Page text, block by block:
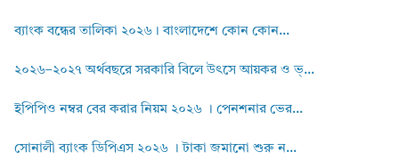
ব্যাংক বন্ধের তালিকা ২০২৬। বাংলাদেশে কোন কোন...
২০২৬–২০২৭ অর্থবছরে সরকারি বিলে উৎসে আয়কর ও ভ্...
ইপিপিও নম্বর বের করার নিয়ম ২০২৬ । পেনশনার ভের...
সোনালী ব্যাংক ডিপিএস ২০২৬ । টাকা জমানো শুরু ন...